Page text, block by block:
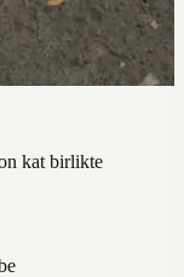
kat birlikte